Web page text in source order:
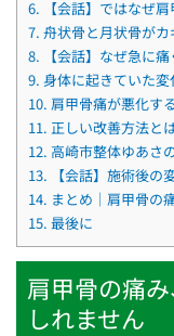
6. 【会話】ではなぜ
7. 舟状骨と月状骨がカ
8. 【会話】なぜ急に
9. 身体に起きていた変
10. 肩甲骨痛が悪化す
11. 正しい改善方法と
12. 高崎市整体ゆあさ
13. 【会話】施術後の
14. まとめ｜肩甲骨の
15. 最後に
肩甲骨の痛
しれません